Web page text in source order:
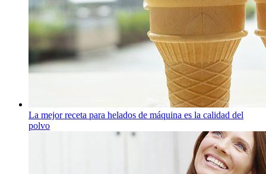
La mejor receta para helados de máquina es la calidad del
polvo